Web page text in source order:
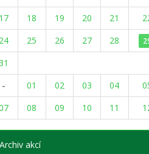
18 19 20 21
25 26 27 28
-
01 02 03 04
08 09 10 11
akcí